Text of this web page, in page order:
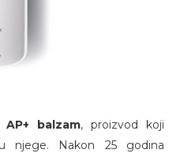
balzam, proizvod koji
njege. Nakon 25 godina